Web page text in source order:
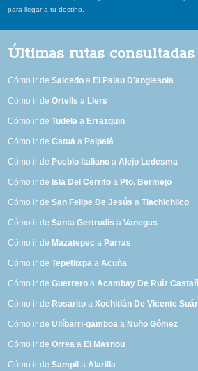
para llegar a tu destino.
Últimas rutas consultadas
Cómo ir deSalcedo a El Palau D'anglesola
Cómo ir deOrtells a Llers
Cómo ir deTudela a Errazquin
Cómo ir deCatuá a Palpalá
Cómo ir de Pueblo Italiano aAlejo Ledesma
Cómo ir de Isla Del Cerrito a Pto. Bermejo
Cómo ir deSan Felipe De Jesús aTlachichilco
Cómo ir deSanta Gertrudis aVanegas
Cómo ir de Mazatepec a Parras
Cómo ir deTepetlixpa aAcuña
Cómo ir deGuerrero aAcambay De Ruíz
Cómo ir de Rosarito aXochitlán De Vicente
Cómo ir deUllíbarri-gamboa a Nuño Gómez
Cómo ir deOrrea a El Masnou
Cómo ir deSampil aAlarilla